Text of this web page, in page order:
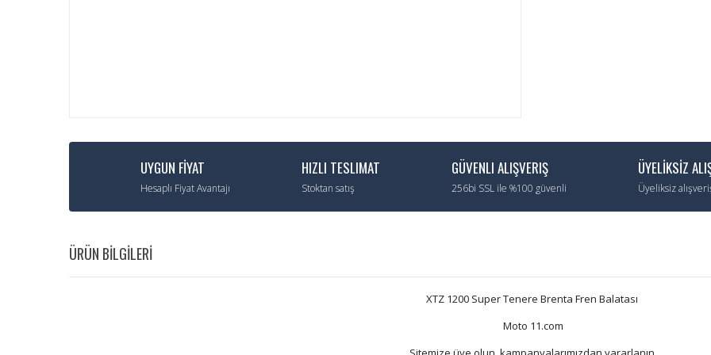
UYGUN FİYAT
Hesaplı Fiyat Avantajı
HIZLI TESLIMAT
Stoktan satış
GÜVENLI ALIŞVERIŞ
256bi SSL ile %100 güvenli
ÜYELİKSİZ
Üyeliksiz
ÜRÜN BİLGİLERİ
XTZ 1200 Super Tenere Brenta Fren Balatası
Moto 11.com